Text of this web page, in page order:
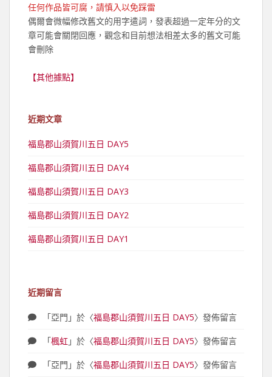
任何作品皆可腐，請慎入以免踩雷
偶爾會微幅修改舊文的用字遣詞，發表超過一定年分的文
章可能會關閉回應，觀念和目前想法相差太多的舊文可能
會刪除
【其他據點】
近期文章
福島郡山須賀川五日 DAY5
福島郡山須賀川五日 DAY4
福島郡山須賀川五日 DAY3
福島郡山須賀川五日 DAY2
福島郡山須賀川五日 DAY1
近期留言
「亞門 」於〈福島郡山須賀川五日 DAY5〉發佈留言
「楓虹」於〈福島郡山須賀川五日 DAY5〉發佈留言
「亞門 」於〈福島郡山須賀川五日 DAY5〉發佈留言